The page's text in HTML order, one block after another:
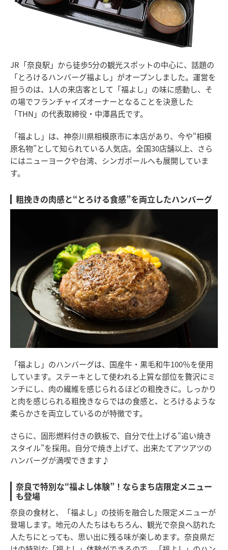
JR「奈良駅」から徒歩5分の観光スポットの中心に、話題の
「とろけるハンバーグ福よし」がオープンしました。運営を
担うのは、1人の来店客として「福よし」の味に感動し、そ
の場でフランチャイズオーナーとなることを決意した
「THN」の代表取締役・中澤昌氏です。
「福よし」は、神奈川県相模原市に本店があり、今や“相模
原名物”として知られている人気店。全国30店舗以上、さら
にはニューヨークや台湾、シンガポールへも展開していま
す。
粗挽きの肉感と“とろける食感”を両立したハンバーグ
「福よし」のハンバーグは、国産牛・黒毛和牛100％を使用
しています。ステーキとして使われる上質な部位を贅沢にミ
ンチにし、肉の繊維を感じられるほどの粗挽きに。しっかり
と肉を感じられる粗挽きならではの食感と、とろけるような
柔らかさを両立しているのが特徴です。
さらに、固形燃料付きの鉄板で、自分で仕上げる“追い焼き
スタイル”を採用。自分で焼き上げて、出来たてアツアツの
ハンバーグが満喫できます♪
奈良で特別な“福よし体験”！ならまち店限定メニュー
も登場
奈良の食材と、「福よし」の技術を融合した限定メニューが
登場します。地元の人たちはもちろん、観光で奈良へ訪れた
人たちにとっても、思い出に残る味が楽しめます。奈良県だ